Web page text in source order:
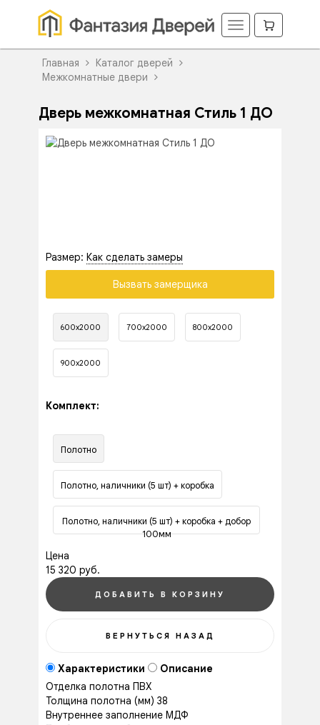
Главная
Каталог дверей
Межкомнатные двери
Дверь межкомнатная Стиль 1 ДО
Размер: Как сделать замеры
Вызвать замерщика
600х2000 700х2000 800х2000
900х2000
Комплект:
Полотно
Полотно, наличники (5 шт) + коробка
Полотно, наличники (5 шт) + коробка + добор
100мм
Цена
15 320 руб.
Характеристики
Описание
Отделка полотна ПВХ
Толщина полотна (мм) 38
Внутреннее заполнение МДФ